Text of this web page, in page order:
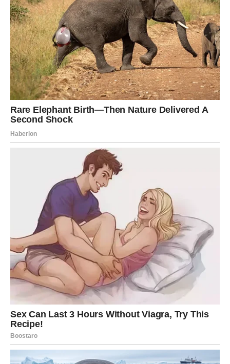
Na ljubavnom planu dolazi mnogo više jasnoće.
Ako ste dugo razmišljali o jednoj osobi, uskoro biste
mogli dobiti odgovor koji će vam pomoći da shvatite na
čemu ste.
Ako ste slobodni, postoji mogućnost da upoznate nekoga
ko će probuditi emocije koje dugo nisu bile prisutne.
Ako ste u vezi, mnogi nesporazumi mogli bi ostati iza vas.
Zvijezde pokazuju da srce konačno dobija priliku da osjeti
POSAO I NOVAC ULAZE U
POVOLJNIJU FAZU
Finansijska situacija počinje se popravljati.
Moguće su nove poslovne mogućnosti.
Važan dogovor.
Projekat koji donosi rezultate.
Ili prilika koja vam omogućava da napravite korak